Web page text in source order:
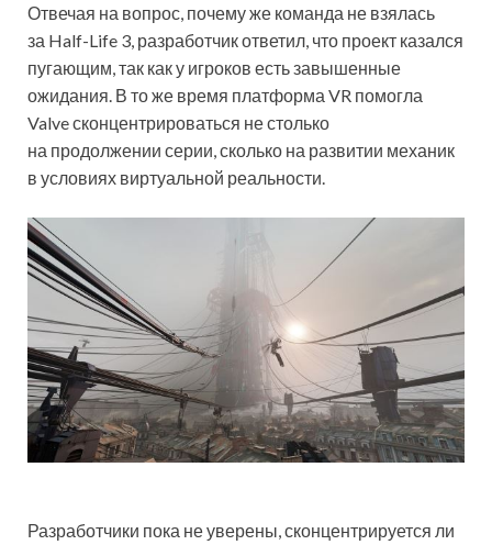
Отвечая на вопрос, почему же команда не взялась
за Half-Life 3, разработчик ответил, что проект казался
пугающим, так как у игроков есть завышенные
ожидания. В то же время платформа VR помогла
Valve сконцентрироваться не столько
на продолжении серии, сколько на развитии механик
в условиях виртуальной реальности.
Разработчики пока не уверены, сконцентрируется ли